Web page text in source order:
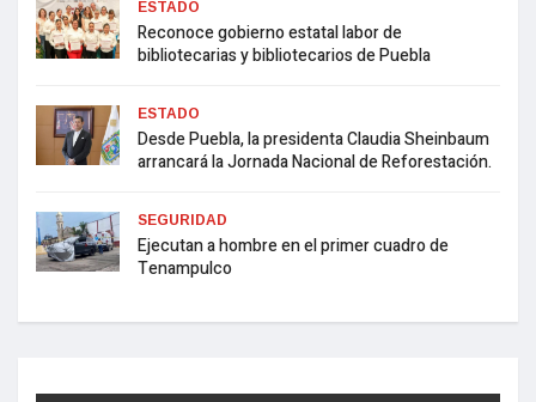
ESTADO
Reconoce gobierno estatal labor de
bibliotecarias y bibliotecarios de Puebla
ESTADO
Desde Puebla, la presidenta Claudia Sheinbaum
arrancará la Jornada Nacional de Reforestación.
SEGURIDAD
Ejecutan a hombre en el primer cuadro de
Tenampulco